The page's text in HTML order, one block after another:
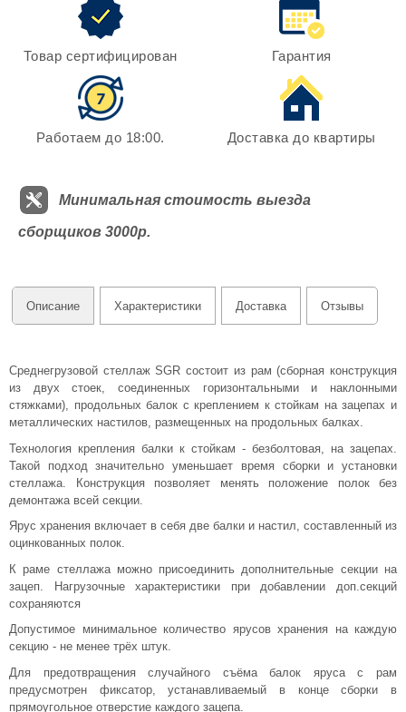
Товар сертифицирован Гарантия
Работаем до 18:00. Доставка до квартиры
Минимальная стоимость выезда
сборщиков 3000р.
Описание Характеристики Доставка Отзывы
Среднегрузовой стеллаж SGR состоит из рам (сборная конструкция
из двух стоек, соединенных горизонтальными и наклонными
стяжками), продольных балок с креплением к стойкам на зацепах и
металлических настилов, размещенных на продольных балках.
Технология крепления балки к стойкам - безболтовая, на зацепах.
Такой подход значительно уменьшает время сборки и установки
стеллажа. Конструкция позволяет менять положение полок без
демонтажа всей секции.
Ярус хранения включает в себя две балки и настил, составленный из
оцинкованных полок.
К раме стеллажа можно присоединить дополнительные секции на
зацеп. Нагрузочные характеристики при добавлении доп.секций
сохраняются
Допустимое минимальное количество ярусов хранения на каждую
секцию - не менее трёх штук.
Для предотвращения случайного съёма балок яруса с рам
предусмотрен фиксатор, устанавливаемый в конце сборки в
прямоугольное отверстие каждого зацепа.